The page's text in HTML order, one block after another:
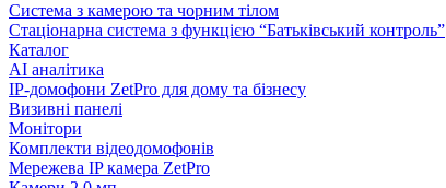
Система з камерою та чорним тілом
Стаціонарна система з функцією “Батьківський контроль”
Каталог
AI аналітика
IP-домофони ZetPro для дому та бізнесу
Визивні панелі
Монітори
Комплекти відеодомофонів
Мережева IP камера ZetPro